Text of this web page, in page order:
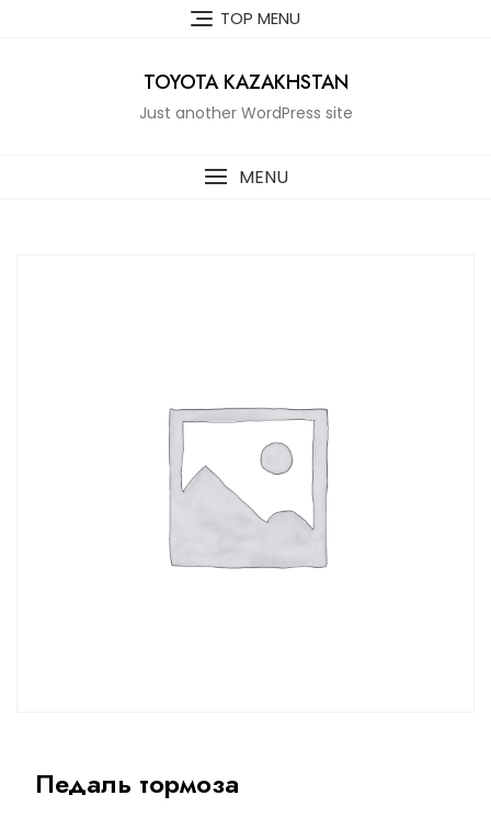
TOP MENU
TOYOTA KAZAKHSTAN
Just another WordPress site
MENU
Педаль тормоза